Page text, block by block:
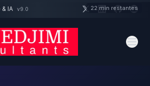
IA v9.0
? 22 min restantes